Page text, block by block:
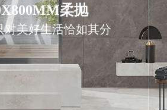
柔抛
对美好生活恰如其分